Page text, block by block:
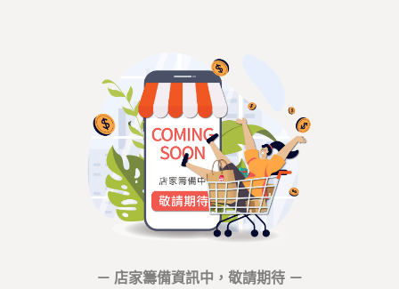
－ 店家籌備資訊中，敬請期待 －